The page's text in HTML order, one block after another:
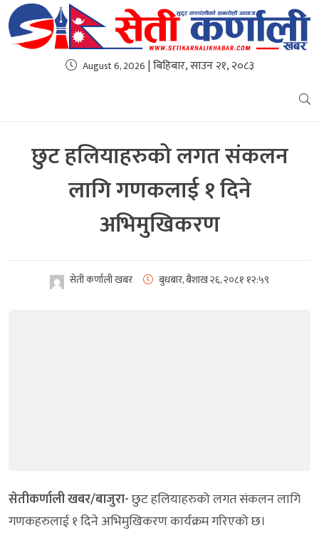
August 6, 2026 | बिहिबार, साउन २१, २०८३
छुट हलियाहरुको लगत संकलन
लागि गणकलाई १ दिने
अभिमुखिकरण
सेती कर्णाली खबर बुधबार, बैशाख २६, २०८१ १२:५९
सेतीकर्णाली खबर/बाजुरा-छुट हलियाहरुको लगत संकलन लागि
गणकहरुलाई १ दिने अभिमुखिकरण कार्यक्रम गरिएको छ।